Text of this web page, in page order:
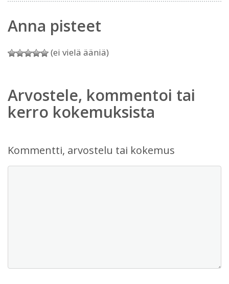
Anna pisteet
(ei vielä ääniä)
Arvostele, kommentoi tai
kerro kokemuksista
Kommentti, arvostelu tai kokemus